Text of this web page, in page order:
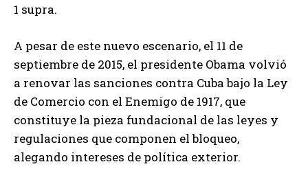
1 supra.
A pesar de este nuevo escenario, el 11 de
septiembre de 2015, el presidente Obama volvió
a renovar las sanciones contra Cuba bajo la Ley
de Comercio con el Enemigo de 1917, que
constituye la pieza fundacional de las leyes y
regulaciones que componen el bloqueo,
alegando intereses de política exterior.